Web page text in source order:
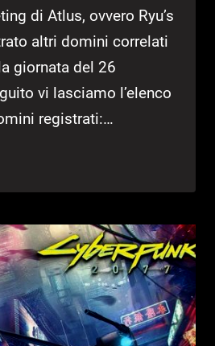
di Atlus, ovvero Ryu’s
altri domini correlati
giornata del 26
vi lasciamo l’elenco
registrati:…